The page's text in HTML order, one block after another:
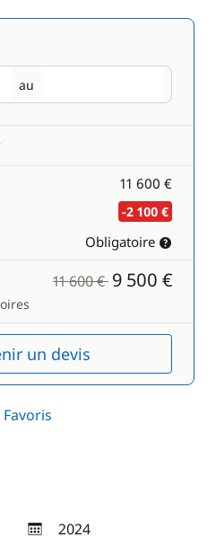
au
Retour
11 600 €
-2 100 €
Obligatoire
11 600 € 9 500 €
un devis
Favoris
2024
année